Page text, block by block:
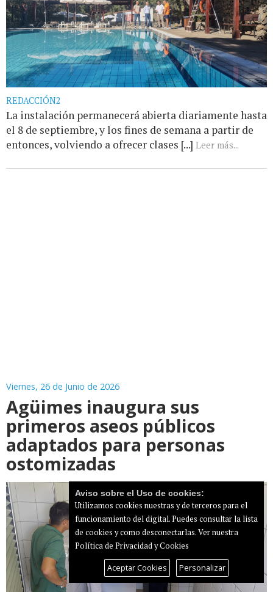
REDACCIÓN2
La instalación permanecerá abierta diariamente hasta
el 8 de septiembre, y los fines de semana a partir de
entonces, volviendo a ofrecer clases [...] Leer más...
Viernes, 26 de Junio de 2026
Agüimes inaugura sus
primeros aseos públicos
adaptados para personas
ostomizadas
Aviso sobre el Uso de cookies:
Utilizamos cookies nuestras y de terceros para el
funcionamiento del digital. Puedes consultar la lista
de cookies y como desconectarlas.Ver nuestra
Política de Privacidad y Cookies
Aceptar Cookies Personalizar